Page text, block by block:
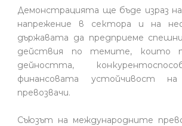
Демонстрацията ще бъде израз
напрежение в сектора и на
държавата да предприеме
действия по темите, които
дейността,
финансовата устойчивост на
превозвачи.
Съюзът на международните